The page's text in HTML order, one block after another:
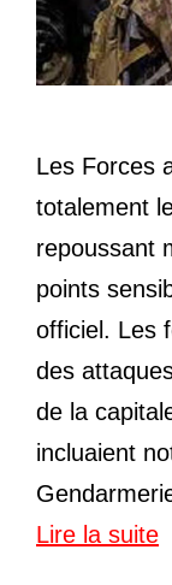
Les Forces
totalement
repoussant
points
officiel. Les
des
de la
incluaient
Lire la suite